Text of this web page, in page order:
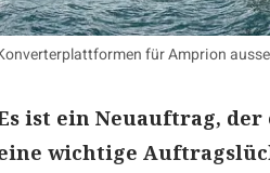
für Amprion
ist ein Neuauftrag,
wichtige